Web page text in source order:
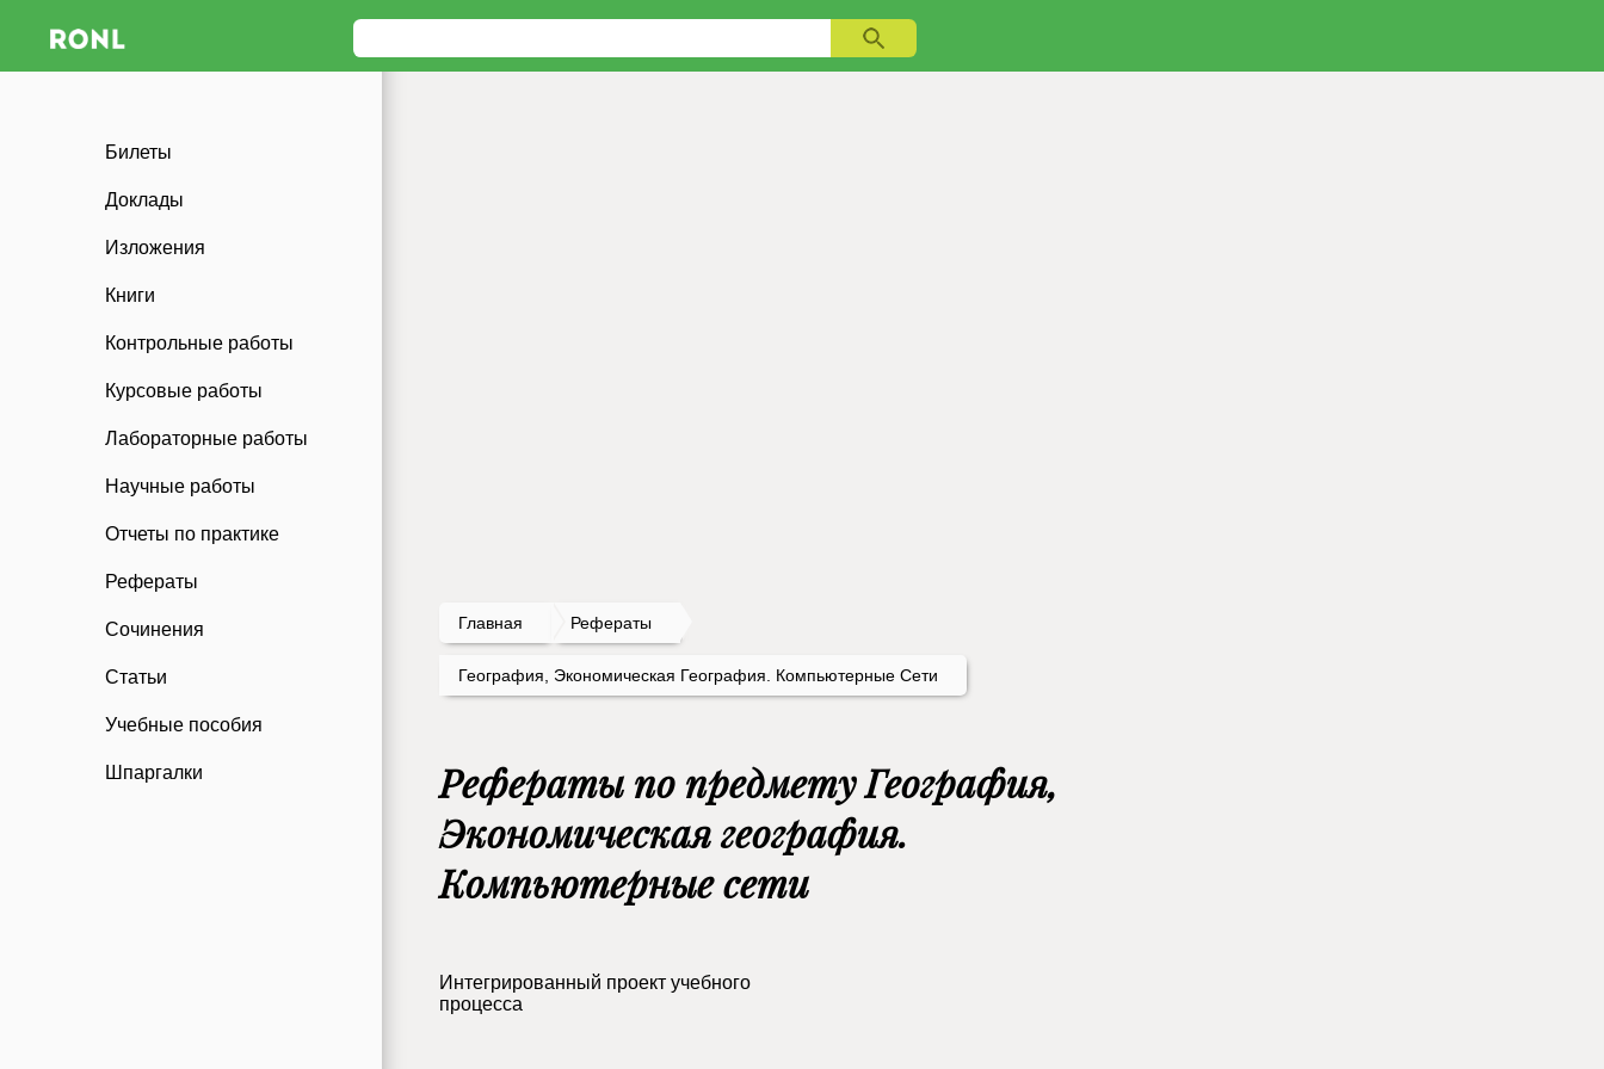
Билеты
Доклады
Изложения
Книги
Контрольные работы
Курсовые работы
Лабораторные работы
Научные работы
Отчеты по практике
Рефераты
Сочинения
Статьи
Учебные пособия
Шпаргалки
Главная Рефераты
География, Экономическая География. Компьютерные Сети
Рефераты по предмету География,
Экономическая география.
Компьютерные сети
Интегрированный проект учебного
процесса